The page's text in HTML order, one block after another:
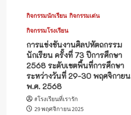
กิจกรรมนักเรียน กิจกรรมเด่น
กิจกรรมโรงเรียน
การแข่งขันงานศิลปหัตถกรรม
นักเรียน ครั้งที่ 73 ปีการศึกษา
2568 ระดับเขตพื้นที่การศึกษา
ระหว่างวันที่ 29-30 พฤศจิกายน
พ.ศ. 2568
#โรงเรียนที่เรารัก
29 พฤศจิกายน 2025